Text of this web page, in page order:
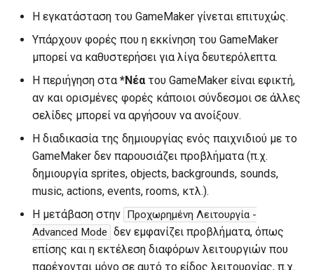
Η εγκατάσταση του GameMaker γίνεται επιτυχώς.
Υπάρχουν φορές που η εκκίνηση του GameMaker
μπορεί να καθυστερήσει για λίγα δευτερόλεπτα.
Η περιήγηση στα *Νέατου GameMaker είναι εφικτή,
αν και ορισμένες φορές κάποιοι σύνδεσμοι σε άλλες
σελίδες μπορεί να αργήσουν να ανοίξουν.
Η διαδικασία της δημιουργίας ενός παιχνιδιού με το
GameMaker δεν παρουσιάζει προβλήματα (π.χ.
δημιουργία sprites, objects, backgrounds, sounds,
music, actions, events, rooms, κτλ.).
Η μετάβαση στην Προχωρημένη Λειτουργία -
Advanced Mode δεν εμφανίζει προβλήματα, όπως
επίσης και η εκτέλεση διαφόρων λειτουργιών που
παρέχονται μόνο σε αυτό το είδος λειτουργίας, π.χ.